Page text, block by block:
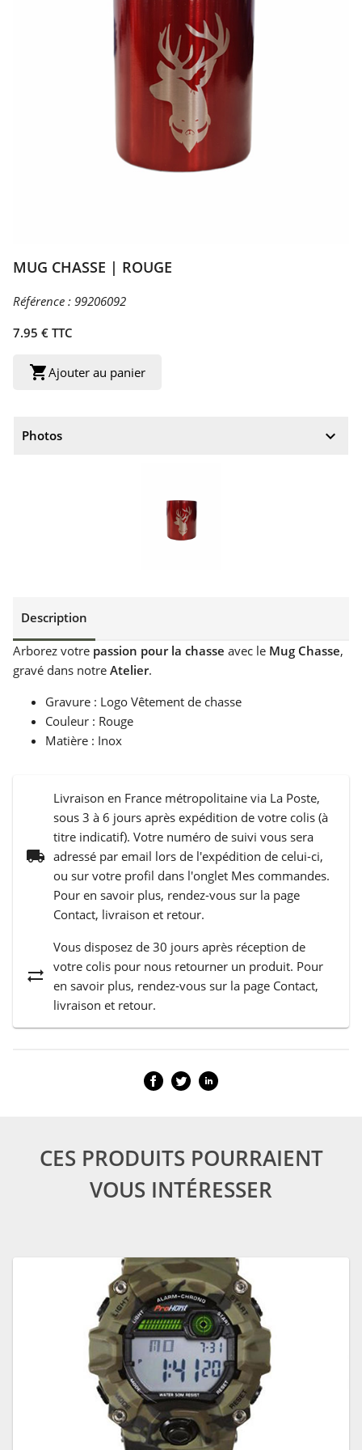
MUG CHASSE | ROUGE
Référence : 99206092
7.95 € TTC
shopping_cartAjouter au panier
Photos keyboard_arrow_down
Description
Arborez votre passion pour la chasse avec le Mug Chasse,
gravé dans notre Atelier.
Gravure : Logo Vêtement de chasse
Couleur : Rouge
Matière : Inox
local_shipping
Livraison en France métropolitaine via La Poste,
sous 3 à 6 jours après expédition de votre colis (à
titre indicatif). Votre numéro de suivi vous sera
adressé par email lors de l'expédition de celui-ci,
ou sur votre profil dans l'onglet Mes commandes.
Pour en savoir plus, rendez-vous sur la page
Contact, livraison et retour.
sync_alt
Vous disposez de 30 jours après réception de
votre colis pour nous retourner un produit. Pour
en savoir plus, rendez-vous sur la page Contact,
livraison et retour.
CES PRODUITS POURRAIENT
VOUS INTÉRESSER